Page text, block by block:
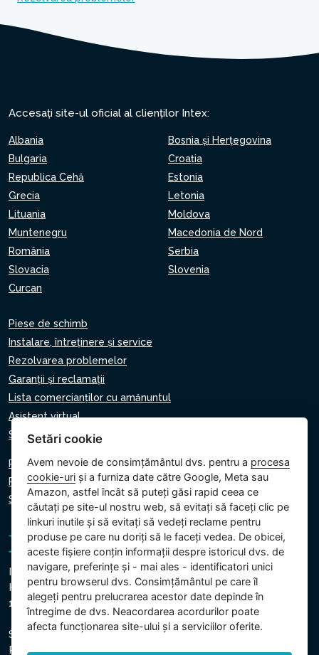
Accesați site-ul oficial al clienților Intex:
Albania
Bosnia și Herțegovina
Bulgaria
Croaţia
Republica Cehă
Estonia
Grecia
Letonia
Lituania
Moldova
Muntenegru
Macedonia de Nord
România
Serbia
Slovacia
Slovenia
Curcan
Piese de schimb
Instalare, întreținere și service
Rezolvarea problemelor
Garanții și reclamații
Lista comercianților cu amănuntul
Asistent virtual
Scrie-ne
Politica de confidențialitate
Politica privind cookie-urile
Setări cookie
Intex Trading, s.r.o.
Hradecká 2526/3
130 00 Praga 3 - Republica Cehă
Societatea este înregistrată la Tribunalul Municipal din
Praga, Secțiunea C, Insert 74759
Setări cookie
Avem nevoie de consimțământul dvs. pentru a procesa
cookie-uri și a furniza date către Google, Meta sau
Amazon, astfel încât să puteți găsi rapid ceea ce
căutați pe site-ul nostru web, să evitați să faceți clic pe
linkuri inutile și să evitați să vedeți reclame pentru
produse pe care nu doriți să le faceți vedea. De obicei,
aceste fișiere conțin informații despre istoricul dvs. de
navigare, preferințe și - mai ales - identificatori unici
pentru browserul dvs. Consimțământul pe care îl
alegeți pentru prelucrarea acestor date depinde în
întregime de dvs. Neacordarea acordurilor poate
afecta funcționarea site-ului și a serviciilor oferite.